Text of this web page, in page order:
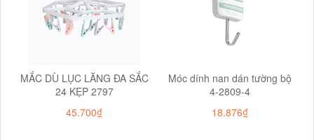
MẮC DÙ LỤC LĂNG ĐA SẮC
24 KẸP 2797
45.700₫
Móc dính nan dán tường bộ
4-2809-4
18.876₫